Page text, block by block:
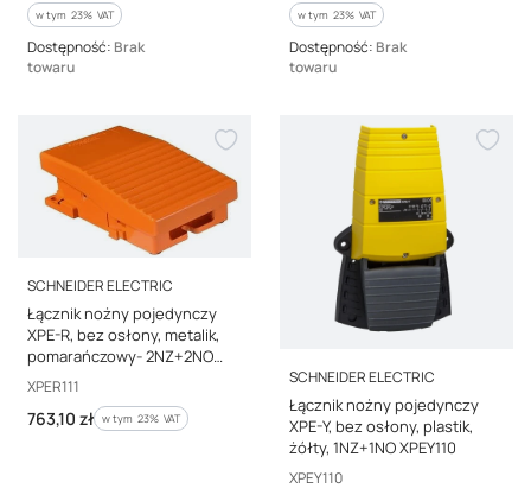
w tym %s VAT
w tym 23% VAT
Dostępność: Brak
towaru
w tym %s VAT
w tym 23% VAT
Dostępność: Brak
towaru
PRODUCENT
SCHNEIDER ELECTRIC
Łącznik nożny pojedynczy
XPE-R, bez osłony, metalik,
pomarańczowy- 2NZ+2NO
XPER111
Kod producenta
XPER111
Cena brutto
763,10 zł w tym %s VAT
w tym 23% VAT
PRODUCENT
SCHNEIDER ELECTRIC
Łącznik nożny pojedynczy
XPE-Y, bez osłony, plastik,
żółty, 1NZ+1NO XPEY110
Kod producenta
XPEY110